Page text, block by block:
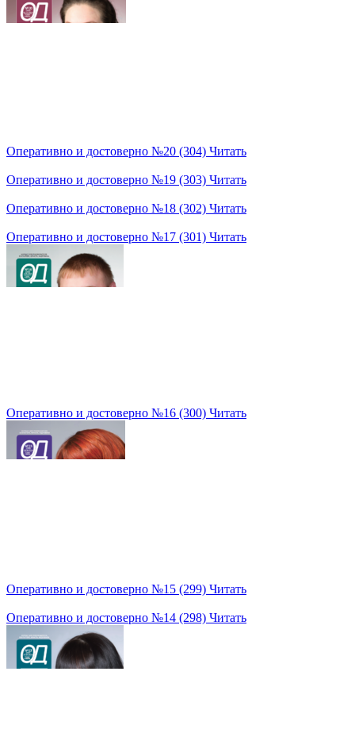
Оперативно и достоверно №20 (304) Читать
Оперативно и достоверно №19 (303) Читать
Оперативно и достоверно №18 (302) Читать
Оперативно и достоверно №17 (301) Читать
Оперативно и достоверно №16 (300) Читать
Оперативно и достоверно №15 (299) Читать
Оперативно и достоверно №14 (298) Читать